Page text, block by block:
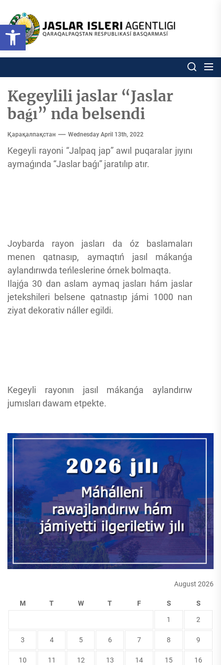
Open toolbar
content
Respublikası
basqarması
Ózbekstan jaslar isleri
Kegeylili jaslar “Jaslar
baǵı” nda belsendi
Қарақалпақстан Wednesday April 13th, 2022
Kegeyli rayoni “Jalpaq jap” awıl puqaralar jıyını
aymaǵında “Jaslar baǵı” jaratılıp atır.
Joybarda rayon jasları da óz baslamaları
menen qatnasıp, aymaqtıń jasıl mákanǵa
aylandırıwda teńleslerine órnek bolmaqta.
Ilajǵa 30 dan aslam aymaq jasları hám jaslar
jetekshileri belsene qatnastıp jámi 1000 nan
ziyat dekorativ náller egildi.
Kegeyli rayonın jasıl mákanǵa aylandırıw
jumısları dawam etpekte.
August 2026
M T W T F S S
1 2
3 4 5 6 7 8 9
10 11 12 13 14 15 16